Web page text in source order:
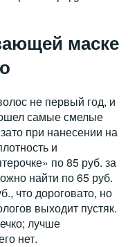
маске
не первый год, и
самые смелые
при нанесении на
и
по 85 руб. за
найти по 65 руб.
что дороговато, но
выходит пустяк.
лучше
нет.